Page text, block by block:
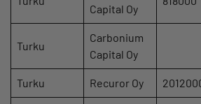
Capital Oy
Turku
Carbonium
Capital Oy
Turku Recuror Oy